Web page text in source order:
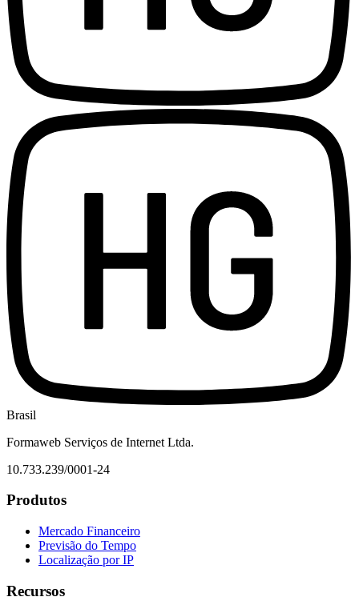
Brasil
Formaweb Serviços de Internet Ltda.
10.733.239/0001-24
Produtos
Mercado Financeiro
Previsão do Tempo
Localização por IP
Recursos